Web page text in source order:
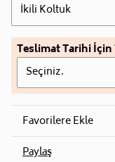
İkili Koltuk
Teslimat Tarihi
Seçiniz.
Favorilere Ekle
Paylaş